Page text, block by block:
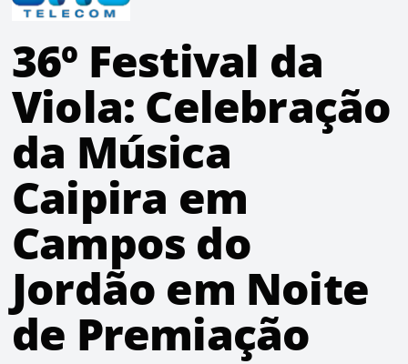
36º Festival da
Viola: Celebração
da Música
Caipira em
Campos do
Jordão em Noite
de Premiação